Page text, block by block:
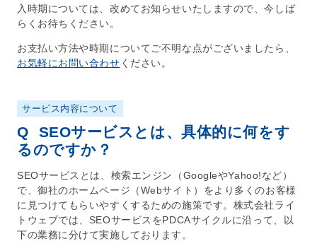
入時期については、改めてお知らせいたしますので、今しば
らくお待ちください。
お支払い方法や時期についてご不明な点がございましたら、
お気軽にお問い合わせ ください。
サービス内容について
Q
SEOサービスとは、具体的に何をす
るのですか？
SEOサービスとは、検索エンジン（GoogleやYahoo!など）
で、御社のホームページ （Webサイト ）をより多くのお客様
に見つけてもらいやすくするための施策です。株式会社ライ
トウェブでは、 SEOサービスをPDCAサイクルに沿って、以
下の業務に分けて実施しております。